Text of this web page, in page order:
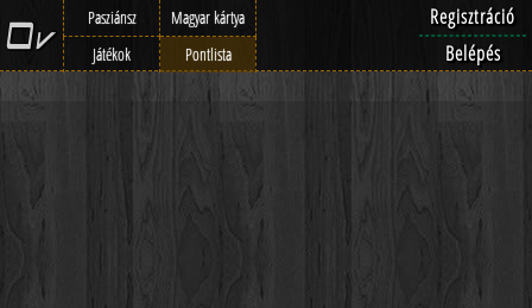
Pasziánsz
Magyar kártya
Játékok
Pontlista
Regisztráció
Belépés